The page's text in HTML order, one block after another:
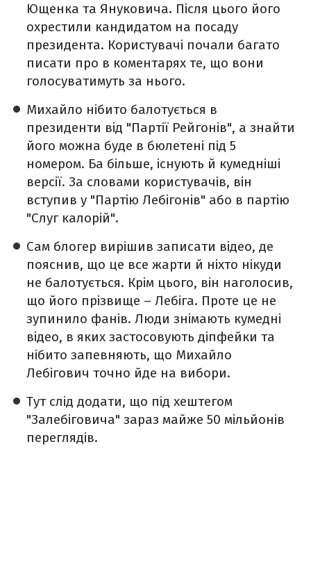
Ющенка та Януковича. Після цього його
охрестили кандидатом на посаду
президента. Користувачі почали багато
писати про в коментарях те, що вони
голосуватимуть за нього.
Михайло нібито балотується в
президенти від "Партії Рейгонів", а знайти
його можна буде в бюлетені під 5
номером. Ба більше, існують й кумедніші
версії. За словами користувачів, він
вступив у "Партію Лебігонів" або в партію
"Слуг калорій".
Сам блогер вирішив записати відео, де
пояснив, що це все жарти й ніхто нікуди
не балотується. Крім цього, він наголосив,
що його прізвище – Лебіга. Проте це не
зупинило фанів. Люди знімають кумедні
відео, в яких застосовують діпфейки та
нібито запевняють, що Михайло
Лебігович точно йде на вибори.
Тут слід додати, що під хештегом
"Залебіговича" зараз майже 50 мільйонів
переглядів.